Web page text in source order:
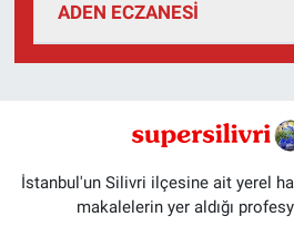
ADEN ECZANESİ
İstanbul'un Silivri ilçesine ait yerel
makalelerin yer aldığı